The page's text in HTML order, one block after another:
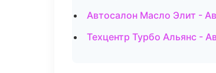
Автосалон Масло Элит -
Техцентр Турбо Альянс -